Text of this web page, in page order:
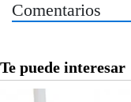
Comentarios